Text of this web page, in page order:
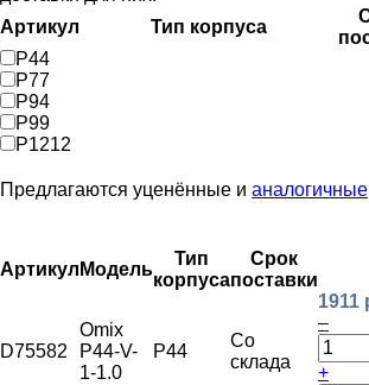
Артикул
Тип корпуса
P44
P77
P94
P99
P1212
Предлагаются уценённые и аналогичные
Артикул Модель
Тип
корпуса
Срок
поставки
D75582
Omix
P44-V-
1-1.0
P44
Со
склада
1911
–
+